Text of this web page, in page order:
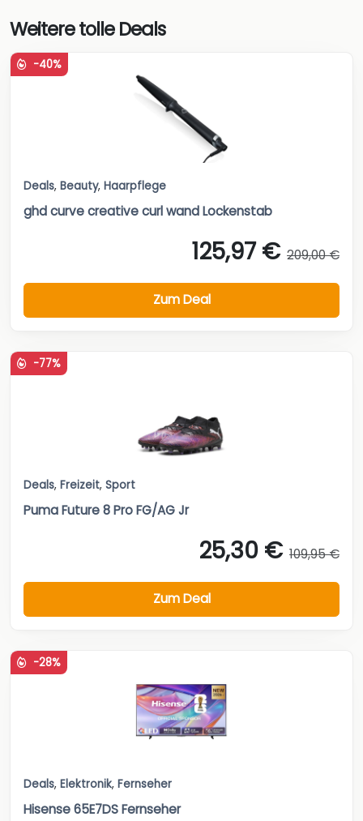
Weitere tolle Deals
-40%
Deals, Beauty, Haarpflege
ghd curve creative curl wand Lockenstab
125,97 € 209,00 €
Zum Deal
-77%
Deals, Freizeit, Sport
Puma Future 8 Pro FG/AG Jr
25,30 € 109,95 €
Zum Deal
-28%
Deals, Elektronik, Fernseher
Hisense 65E7DS Fernseher